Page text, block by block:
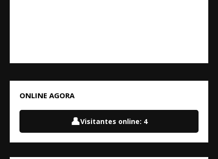
ONLINE AGORA
👤Visitantes online: 4